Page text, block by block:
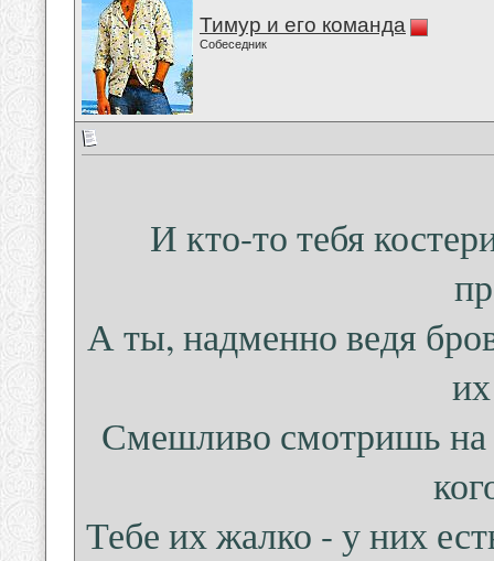
Тимур и его команда
Собеседник
И кто-то тебя
А ты, надменно ведя
Смешливо смотришь на
Тебе их жалко - у них